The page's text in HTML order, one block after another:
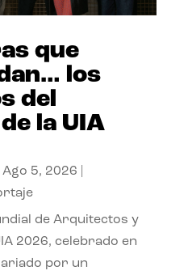
que
los
del
la UIA
Ago 5, 2026
de Arquitectos y
2026, celebrado en
por un